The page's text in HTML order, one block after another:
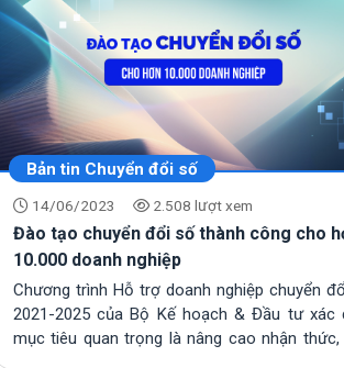
Bản tin Chuyển đổi số
14/06/2023 2.508 lượt xem
Đào tạo chuyển đổi số thành công cho
10.000 doanh nghiệp
Chương trình Hỗ trợ doanh nghiệp chuyển
2021-2025 của Bộ Kế hoạch & Đầu tư xác
mục tiêu quan trọng là nâng cao nhận thức,